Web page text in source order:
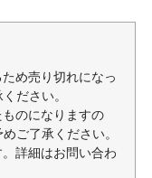
め売り切れになっ
ださい。
のになりますの
ご了承ください。
詳細はお問い合わ